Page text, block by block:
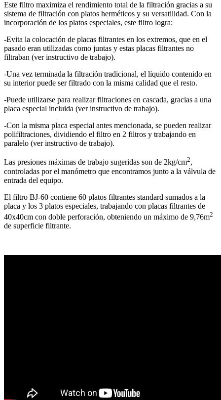
Este filtro maximiza el rendimiento total de la filtración gracias a su
sistema de filtración con platos herméticos y su versatilidad. Con la
incorporación de los platos especiales, este filtro logra:
-Evita la colocación de placas filtrantes en los extremos, que en el
pasado eran utilizadas como juntas y estas placas filtrantes no
filtraban (ver instructivo de trabajo).
-Una vez terminada la filtración tradicional, el líquido contenido en
su interior puede ser filtrado con la misma calidad que el resto.
-Puede utilizarse para realizar filtraciones en cascada, gracias a una
placa especial incluida (ver instructivo de trabajo).
-Con la misma placa especial antes mencionada, se pueden realizar
polifiltraciones, dividiendo el filtro en 2 filtros y trabajando en
paralelo (ver instructivo de trabajo).
Las presiones máximas de trabajo sugeridas son de 2kg/cm2,
controladas por el manómetro que encontramos junto a la válvula de
entrada del equipo.
El filtro BJ-60 contiene 60 platos filtrantes standard sumados a la
placa y los 3 platos especiales, trabajando con placas filtrantes de
40x40cm con doble perforación, obteniendo un máximo de 9,76m2
de superficie filtrante.